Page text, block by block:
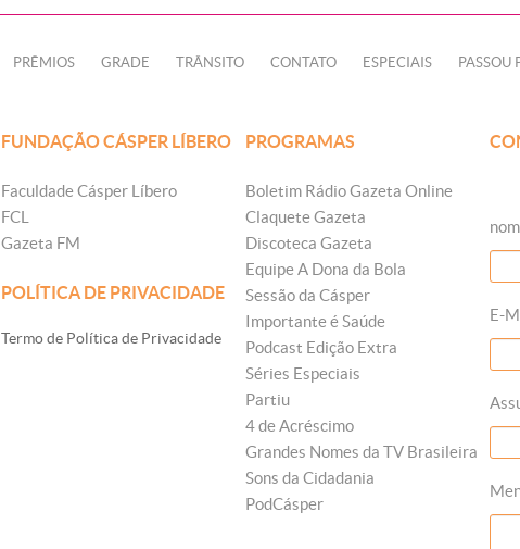
PRÊMIOS GRADE TRÂNSITO CONTATO ESPECIAIS PASSOU
FUNDAÇÃO CÁSPER LÍBERO
Faculdade Cásper Líbero
FCL
Gazeta FM
POLÍTICA DE PRIVACIDADE
Termo de Política de Privacidade
PROGRAMAS
Boletim Rádio Gazeta Online
Claquete Gazeta
Discoteca Gazeta
Equipe A Dona da Bola
Sessão da Cásper
Importante é Saúde
Podcast Edição Extra
Séries Especiais
Partiu
4 de Acréscimo
Grandes Nomes da TV Brasileira
Sons da Cidadania
PodCásper
E-